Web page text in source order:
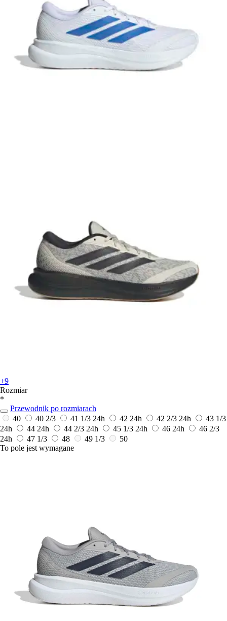
+9
Rozmiar
*
Przewodnik po rozmiarach
40
40 2/3 41 1/3 24h 42 24h 42 2/3 24h
43 1/3
24h
44 24h 44 2/3 24h 45 1/3 24h 46 24h
46 2/3
24h
47 1/3 48 49 1/3
50
To pole jest wymagane